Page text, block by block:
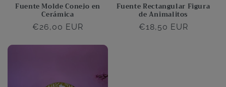
Fuente Molde Conejo en
Cerámica
Precio
€26,00 EUR
Fuente Rectangular Figura
de Animalitos
Precio
€18,50 EUR